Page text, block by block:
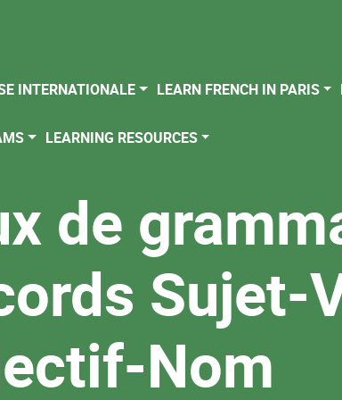
INTERNATIONALE LEARN FRENCH IN PARIS
LEARNING RESOURCES
de
Sujet-
Nom